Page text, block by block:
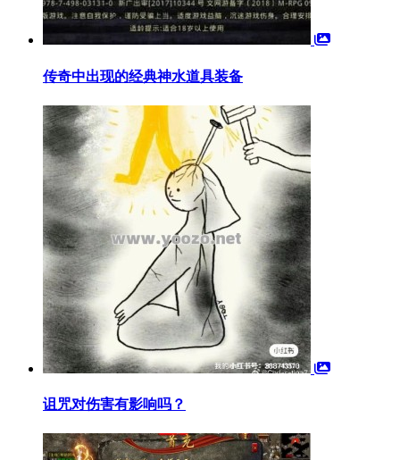
传奇中出现的经典神水道具装备
诅咒对伤害有影响吗？